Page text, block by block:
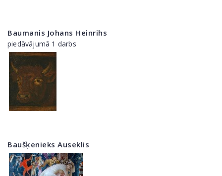
Baumanis Johans Heinrihs
piedāvājumā 1 darbs
Baušķenieks Auseklis